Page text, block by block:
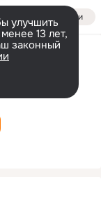
Войти
улучшить
13 лет,
законный